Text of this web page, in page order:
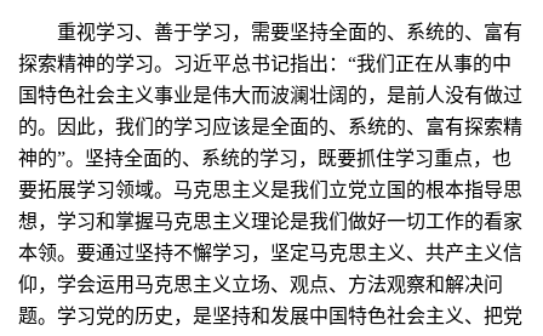
重视学习、善于学习，需要坚持全面的、系统的、富有
探索精神的学习。习近平总书记指出：“我们正在从事的中
国特色社会主义事业是伟大而波澜壮阔的，是前人没有做过
的。因此，我们的学习应该是全面的、系统的、富有探索精
神的”。坚持全面的、系统的学习，既要抓住学习重点，也
要拓展学习领域。马克思主义是我们立党立国的根本指导思
想，学习和掌握马克思主义理论是我们做好一切工作的看家
本领。要通过坚持不懈学习，坚定马克思主义、共产主义信
仰，学会运用马克思主义立场、观点、方法观察和解决问
题。学习党的历史，是坚持和发展中国特色社会主义、把党